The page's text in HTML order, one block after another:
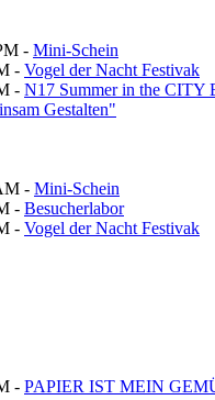
- Mini-Schein
- Vogel der Nacht Festivak
- N17 Summer in the CITY
Gestalten"
- Mini-Schein
- Besucherlabor
- Vogel der Nacht Festivak
- PAPIER IST MEIN